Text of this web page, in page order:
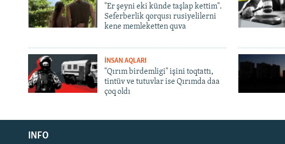
Русский
Українською
"Er şeyni eki künde taşlap kettim".
Seferberlik qorqusı rusiyelilerni
kene memleketten quva
İNSAN AQLARI
"Qırım birdemligi" işini toqtattı,
tintüv ve tutuvlar ise Qırımda daa
çoq oldı
INFO